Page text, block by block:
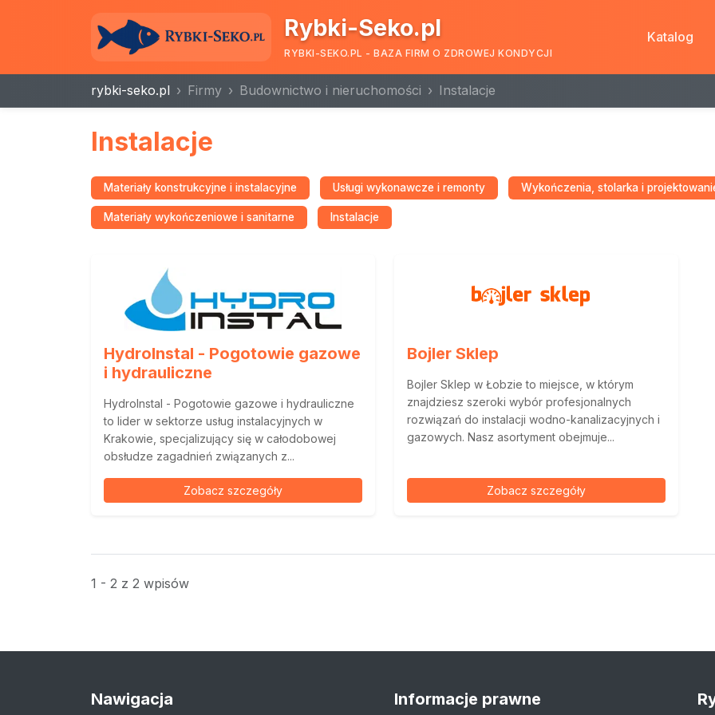
Rybki-Seko.pl
RYBKI-SEKO.PL - BAZA FIRM O ZDROWEJ KONDYCJI
Katalog
rybki-seko.pl Firmy Budownictwo i nieruchomości Instalacje
Instalacje
Materiały konstrukcyjne i instalacyjne Usługi wykonawcze i remonty Wykończenia, stolarka i
Materiały wykończeniowe i sanitarne Instalacje
HydroInstal - Pogotowie gazowe
i hydrauliczne
HydroInstal - Pogotowie gazowe i hydrauliczne
to lider w sektorze usług instalacyjnych w
Krakowie, specjalizujący się w całodobowej
obsłudze zagadnień związanych z...
Zobacz szczegóły
Bojler Sklep
Bojler Sklep w Łobzie to miejsce, w którym
znajdziesz szeroki wybór profesjonalnych
rozwiązań do instalacji wodno-kanalizacyjnych i
gazowych. Nasz asortyment obejmuje...
Zobacz szczegóły
1 - 2 z 2 wpisów
Nawigacja Informacje prawne